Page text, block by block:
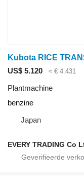
Kubota RICE
US$ 5.120
≈ € 4.431
Plantmachine
benzine
Japan
EVERY TRADING Co